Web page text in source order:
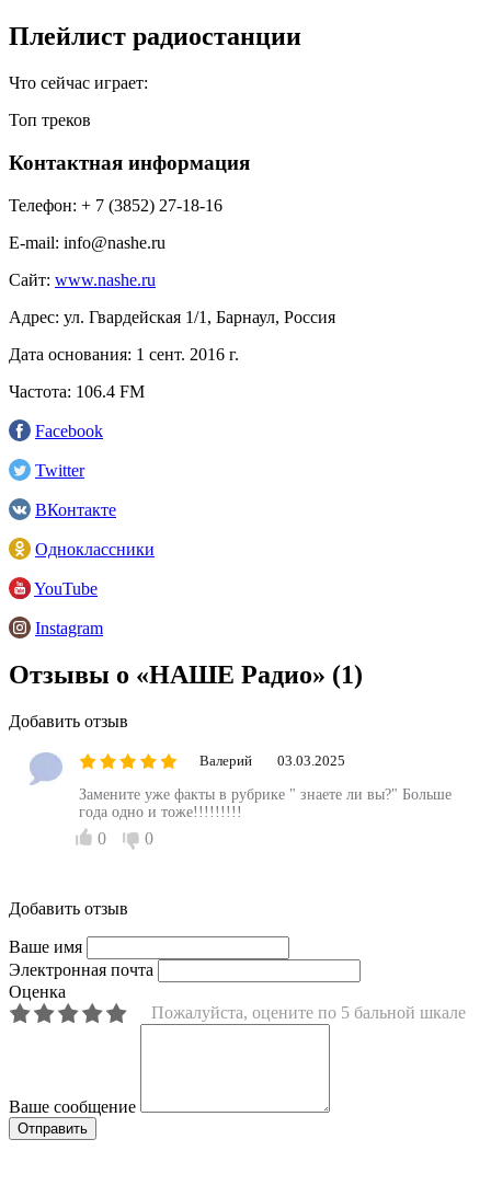
Плейлист радиостанции
Что сейчас играет:
Топ треков
Контактная информация
Телефон: + 7 (3852) 27-18-16
E-mail: info@nashe.ru
Сайт: www.nashe.ru
Адрес: ул. Гвардейская 1/1, Барнаул, Россия
Дата основания: 1 сент. 2016 г.
Частота: 106.4 FM
Facebook
Twitter
ВКонтакте
Одноклассники
YouTube
Instagram
Отзывы о «НАШЕ Радио» (1)
Добавить отзыв
Валерий 03.03.2025
Замените уже факты в рубрике " знаете ли вы?" Больше
года одно и тоже!!!!!!!!!
0 0
Добавить отзыв
Ваше имя
Электронная почта
Оценка
Пожалуйста, оцените по 5 бальной шкале
Ваше сообщение